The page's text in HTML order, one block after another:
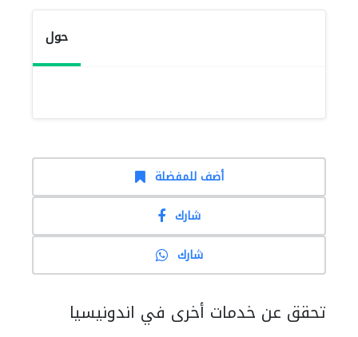
حول
أضف للمفضلة
شارك
شارك
تحقق عن خدمات أخرى في اندونيسيا